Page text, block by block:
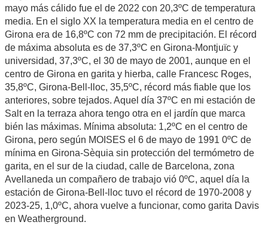
mayo más cálido fue el de 2022 con 20,3ºC de temperatura
media. En el siglo XX la temperatura media en el centro de
Girona era de 16,8ºC con 72 mm de precipitación. El récord
de máxima absoluta es de 37,3ºC en Girona-Montjuïc y
universidad, 37,3ºC, el 30 de mayo de 2001, aunque en el
centro de Girona en garita y hierba, calle Francesc Roges,
35,8ºC, Girona-Bell-lloc, 35,5ºC, récord más fiable que los
anteriores, sobre tejados. Aquel día 37ºC en mi estación de
Salt en la terraza ahora tengo otra en el jardín que marca
bién las máximas. Mínima absoluta: 1,2ºC en el centro de
Girona, pero según MOISES el 6 de mayo de 1991 0ºC de
mínima en Girona-Sèquia sin protección del termómetro de
garita, en el sur de la ciudad, calle de Barcelona, zona
Avellaneda un compañero de trabajo vió 0ºC, aquel día la
estación de Girona-Bell-lloc tuvo el récord de 1970-2008 y
2023-25, 1,0ºC, ahora vuelve a funcionar, como garita Davis
en Weatherground.